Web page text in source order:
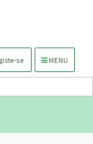
se Menu de
MENU